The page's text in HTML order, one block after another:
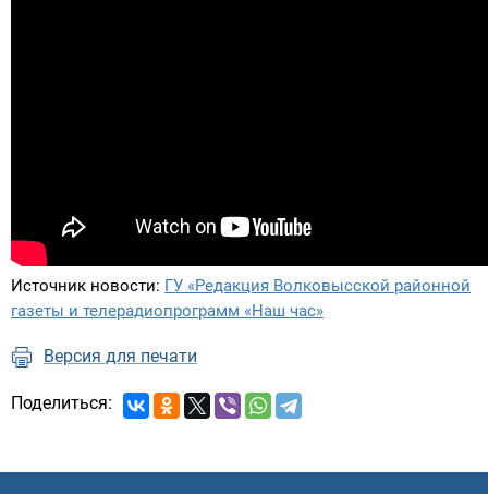
Источник новости: ГУ «Редакция Волковысской районной
газеты и телерадиопрограмм «Наш час»
Версия для печати
Поделиться: